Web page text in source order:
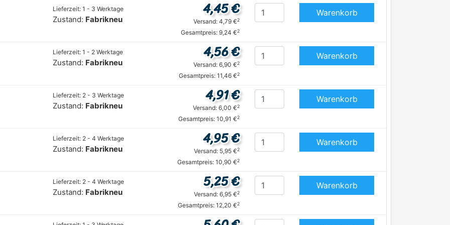
Lieferzeit: 1 - 3 Werktage
Zustand: Fabrikneu
4,45 €
Versand: 4,79 €2
Gesamtpreis: 9,24 €2
Warenkorb
Lieferzeit: 1 - 2 Werktage
Zustand: Fabrikneu
4,56 €
Versand: 6,90 €2
Gesamtpreis: 11,46 €2
Warenkorb
Lieferzeit: 2 - 3 Werktage
Zustand: Fabrikneu
4,91 €
Versand: 6,00 €2
Gesamtpreis: 10,91 €2
Warenkorb
Lieferzeit: 2 - 4 Werktage
Zustand: Fabrikneu
4,95 €
Versand: 5,95 €2
Gesamtpreis: 10,90 €2
Warenkorb
Lieferzeit: 2 - 4 Werktage
Zustand: Fabrikneu
5,25 €
Versand: 6,95 €2
Gesamtpreis: 12,20 €2
Warenkorb